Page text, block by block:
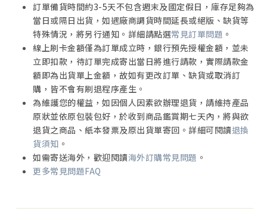
讓你的筆 更靈活、更有味道──2012年文藝寫作營
擁抱「聖經活力」
訂雜誌，A好康 72 校園新書：《得分！上帝的豪小子》
訂單備貨時間約3-5天不包含週末及國定假日，庫存足夠為
當日或隔日出貨，如遇廠商調貨時間延長或絕版、缺貨等
特殊情況，將另行通知。詳細請點選常見訂單問題 。
線上刷卡金額僅為訂單成立時，銀行預先授權金額，並未
立即扣款，待訂單完成寄出當日將進行請款，實際請款金
額即為出貨單上金額，故如有更改訂單、缺貨或取消訂
購，皆不會有刷退程序產生。
為維護您的權益，如因個人因素欲辦理退貨，請維持產品
原狀並依原包裝包好，於收到商品鑑賞期七天內，將與欲
退貨之商品、紙本發票及原出貨單寄回。詳細可閱讀退換
貨須知 。
如需寄送海外，歡迎閱讀海外訂購常見問題 。
更多常見問題FAQ